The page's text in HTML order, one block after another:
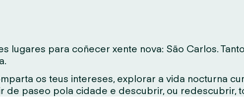
lugares para coñecer xente nova: São Carlos.
os teus intereses, explorar a vida nocturna
de paseo pola cidade e descubrir, ou redescubrir,